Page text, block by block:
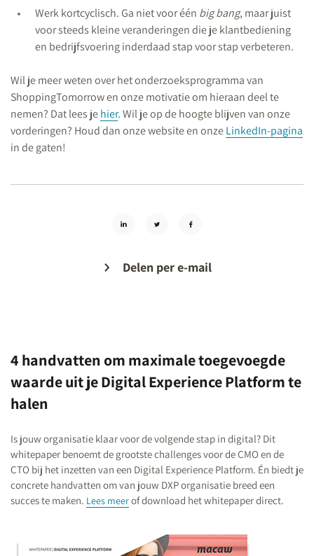
Werk kortcyclisch. Ga niet voor één big bang, maar juist
voor steeds kleine veranderingen die je klantbediening
en bedrijfsvoering inderdaad stap voor stap verbeteren.
Wil je meer weten over het onderzoeksprogramma van
ShoppingTomorrow en onze motivatie om hieraan deel te
nemen? Dat lees jehier. Wil je op de hoogte blijven van onze
vorderingen? Houd dan onze website en onzeLinkedIn-pagina
in de gaten!
Delen per e-mail
4 handvatten om maximale toegevoegde
waarde uit je Digital Experience Platform te
halen
Is jouw organisatie klaar voor de volgende stap in digital? Dit
whitepaper benoemt de grootste challenges voor de CMO en de
CTO bij het inzetten van een Digital Experience Platform. Én biedt je
concrete handvatten om van jouw DXP organisatie breed een
succes te maken. Lees meerof download het whitepaper direct.